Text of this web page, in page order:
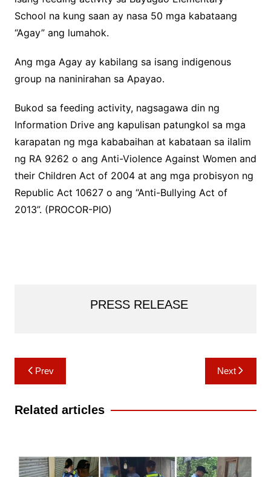
School na kung saan ay nasa 50 mga kabataang
“Agay” ang lumahok.
Ang mga Agay ay kabilang sa isang indigenous
group na naninirahan sa Apayao.
Bukod sa feeding activity, nagsagawa din ng
Information Drive ang kapulisan patungkol sa mga
karapatan ng mga kababaihan at kabataan sa ilalim
ng RA 9262 o ang Anti-Violence Against Women and
their Children Act of 2004 at ang mga probisyon ng
Republic Act 10627 o ang “Anti-Bullying Act of
2013”. (PROCOR-PIO)
PRESS RELEASE
Post
navigation
Prev Next
Related articles